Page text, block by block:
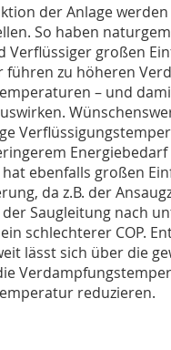
der Anlage
So haben
Verflüssiger großen
führen zu höheren
– und
ebenfalls großen
da z.B. der
Saugleitung nach
schlechterer COP.
lässt sich über die
reduzieren.